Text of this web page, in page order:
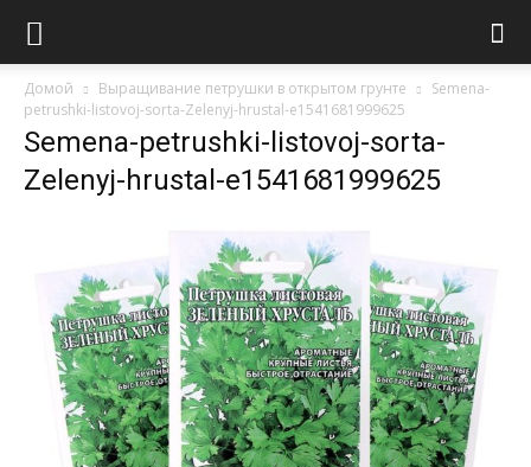
Домой Выращивание петрушки в открытом грунте
Semena-
petrushki-listovoj-sorta-Zelenyj-hrustal-e1541681999625
Semena-petrushki-listovoj-sorta-
Zelenyj-hrustal-e1541681999625